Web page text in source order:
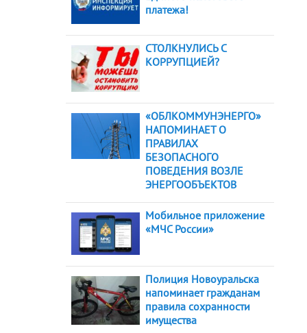
платежа!
СТОЛКНУЛИСЬ С
КОРРУПЦИЕЙ?
«ОБЛКОММУНЭНЕРГО»
НАПОМИНАЕТ О
ПРАВИЛАХ
БЕЗОПАСНОГО
ПОВЕДЕНИЯ ВОЗЛЕ
ЭНЕРГООБЪЕКТОВ
Мобильное приложение
«МЧС России»
Полиция Новоуральска
напоминает гражданам
правила сохранности
имущества